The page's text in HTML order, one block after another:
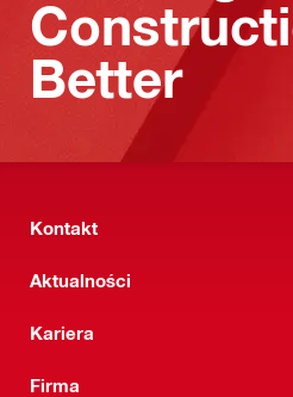
Better
Kontakt
Aktualności
Kariera
Firma